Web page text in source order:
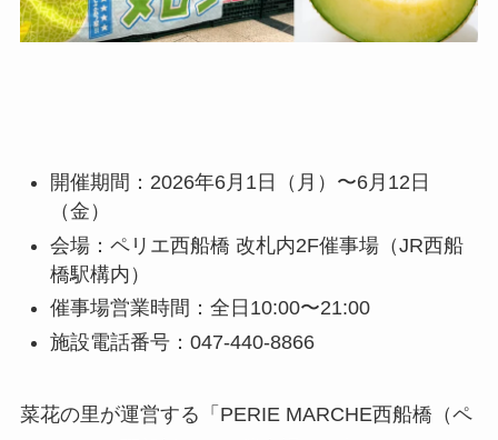
開催期間：2026年6月1日（月）〜6月12日
（金）
会場：ペリエ西船橋 改札内2F催事場（JR西船
橋駅構内）
催事場営業時間：全日10:00〜21:00
施設電話番号：047-440-8866
菜花の里が運営する「PERIE MARCHE西船橋（ペ